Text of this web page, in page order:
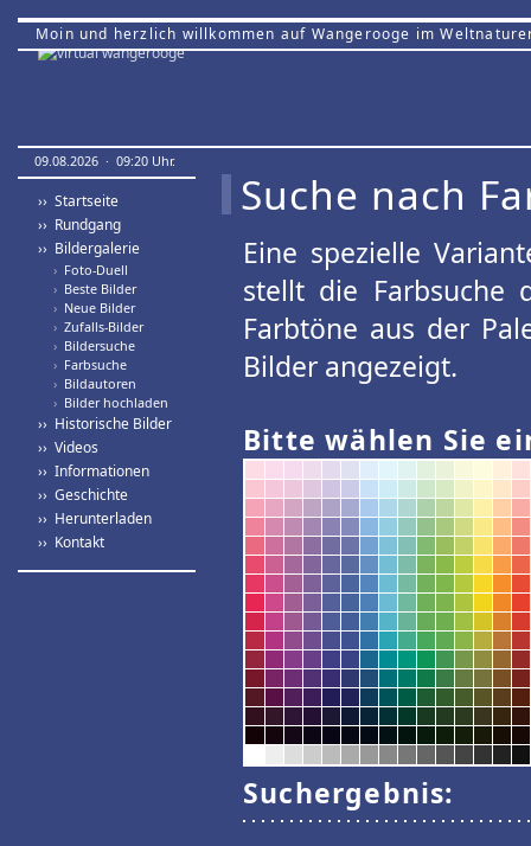
Moin und herzlich willkommen auf Wangerooge im
09.08.2026 · 09:20 Uhr.
›› Startseite
›› Rundgang
›› Bildergalerie
› Foto-Duell
› Beste Bilder
› Neue Bilder
› Zufalls-Bilder
› Bildersuche
› Farbsuche
› Bildautoren
› Bilder hochladen
›› Historische Bilder
›› Videos
›› Informationen
›› Geschichte
›› Herunterladen
›› Kontakt
Suche nach
Eine spezielle
stellt die Farbsuche
Farbtöne aus der
Bilder angezeigt.
Bitte wählen Sie
Suchergebnis: